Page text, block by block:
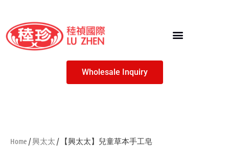
Wholesale Inquiry
Home /興太太 / 【興太太】兒童草本手工皂